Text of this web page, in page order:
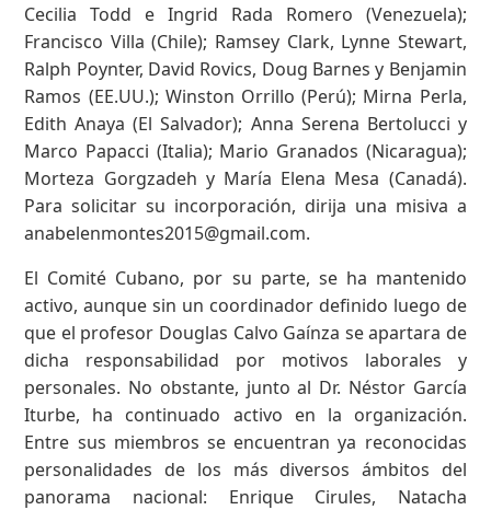
Cecilia Todd e Ingrid Rada Romero (Venezuela);
Francisco Villa (Chile); Ramsey Clark, Lynne Stewart,
Ralph Poynter, David Rovics, Doug Barnes y Benjamin
Ramos (EE.UU.); Winston Orrillo (Perú); Mirna Perla,
Edith Anaya (El Salvador); Anna Serena Bertolucci y
Marco Papacci (Italia); Mario Granados (Nicaragua);
Morteza Gorgzadeh y María Elena Mesa (Canadá).
Para solicitar su incorporación, dirija una misiva a
anabelenmontes2015@gmail.com.
El Comité Cubano, por su parte, se ha mantenido
activo, aunque sin un coordinador definido luego de
que el profesor Douglas Calvo Gaínza se apartara de
dicha responsabilidad por motivos laborales y
personales. No obstante, junto al Dr. Néstor García
Iturbe, ha continuado activo en la organización.
Entre sus miembros se encuentran ya reconocidas
personalidades de los más diversos ámbitos del
panorama nacional: Enrique Cirules, Natacha